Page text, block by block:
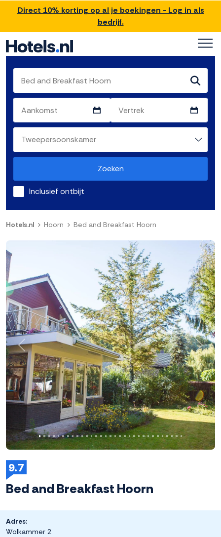
Direct 10% korting op al je boekingen - Log in als
bedrijf.
Zoeken
Inclusief ontbijt
Hotels.nl Hoorn Bed and Breakfast Hoorn
9.7
Bed and Breakfast Hoorn
Adres:
Wolkammer 2